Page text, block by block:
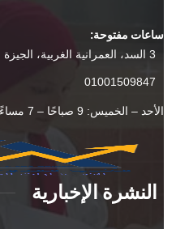
ساعات مفتوحة:
3 السد، العمرانية الغربية، الجيزة
01001509847
الأحد – الخميس: 9 صباحًا – 7 مساءً ،
النشرة الإخبارية